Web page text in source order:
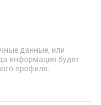
данные, или
информация будет
профиля.